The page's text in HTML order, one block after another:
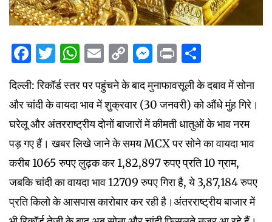
Facebook
Twitter
WhatsApp
Email
CopyMessenger
Print
दिल्ली: रिकॉर्ड स्तर पर पहुंचने के बाद मुनाफावसूली के दबाव में सोना
और चांदी के वायदा भाव में शुक्रवार (30 जनवरी) को औंधे मुंह गिरे।
घरेलू और अंतरराष्ट्रीय दोनों बाजारों में कीमती धातुओं के भाव नरम
पड़ गए हैं। खबर लिखे जाने के समय MCX पर सोने का वायदा भाव
करीब 1065 रुपए लुढ़क कर 1,82,897 रुपए प्रति 10 ग्राम,
जबकि चांदी का वायदा भाव 12709 रुपए गिरा है, ये 3,87,184 रुपए
प्रति किलो के आसपास कारोबार कर रही है।अंतरराष्ट्रीय बाजार में